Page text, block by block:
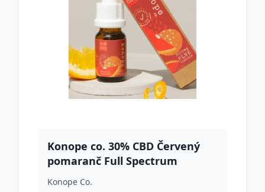
Konope co. 30% CBD Červený
pomaranč Full Spectrum
3000mg
Konope Co.